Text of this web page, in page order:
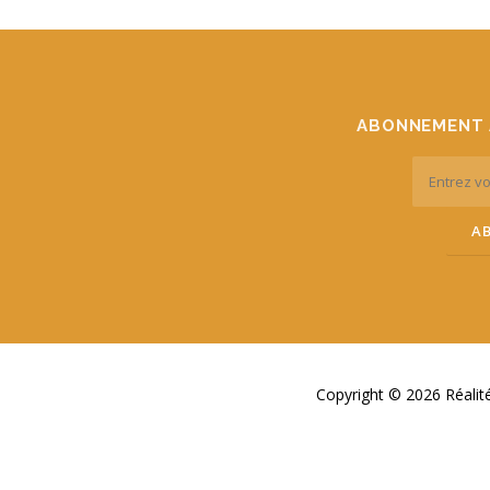
ABONNEMENT
Copyright © 2026